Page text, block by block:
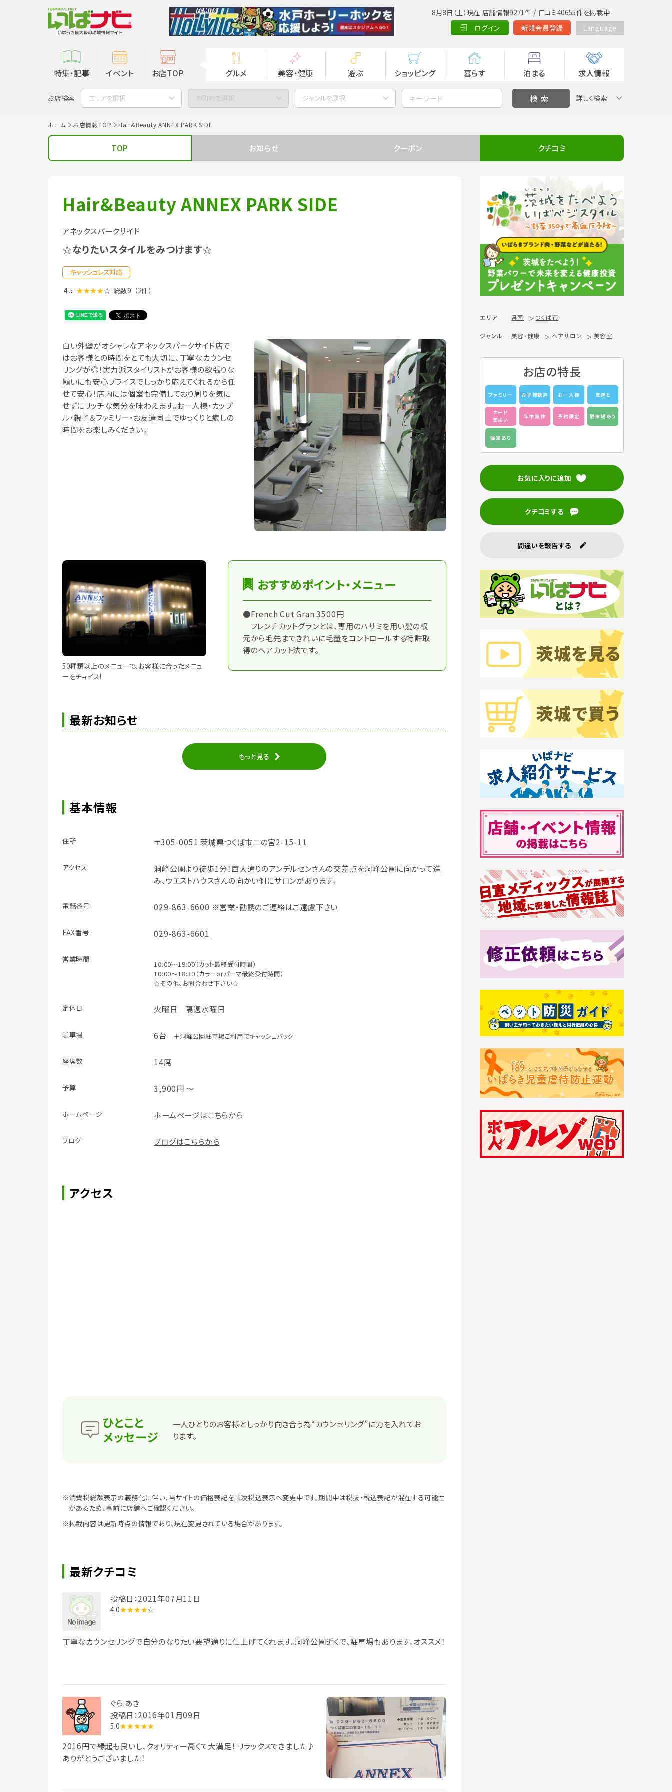
8月8日（土）現在 店舗情報9271件 / 口コミ40655件を掲載中
ログイン
新規会員登録 Language
特集・記事 イベント お店TOP グルメ 美容・健康 遊ぶ ショッピング 暮らす 泊まる 求人情報
お店検索 エリアを選択 市町村を選択 ジャンルを選択 詳しく検索
ホーム お店情報TOP Hair&Beauty ANNEX PARK SIDE
TOP お知らせ クーポン クチコミ
Hair&Beauty ANNEX PARK SIDE
アネックスパークサイド
☆なりたいスタイルをみつけます☆
キャッシュレス対応
4.5 ★★★★☆ 総数9 （2件）
白い外壁がオシャレなアネックスパークサイド店で
はお客様との時間をとても大切に、丁寧なカウンセ
リングが◎！実力派スタイリストがお客様の欲張りな
願いにも安心プライスでしっかり応えてくれるから任
せて安心！店内には個室も完備しており周りを気に
せずにリッチな気分を味わえます。お一人様・カップ
ル・親子＆ファミリー・お友達同士でゆっくりと癒しの
時間をお楽しみください。
50種類以上のメニューで、お客様に合ったメニュ
ーをチョイス!
おすすめポイント・メニュー
●French Cut Gran 3500円
フレンチカットグランとは、専用のハサミを用い髪の根
元から毛先まできれいに毛量をコントロールする特許取
得のヘアカット法です。
最新お知らせ
もっと見る
基本情報
住所 〒305-0051 茨城県つくば市二の宮2-15-11
アクセス
洞峰公園より徒歩1分！西大通りのアンデルセンさんの交差点を洞峰公園に向かって進
み、ウエストハウスさんの向かい側にサロンがあります。
電話番号 029-863-6600 ※営業・勧誘のご連絡はご遠慮下さい
FAX番号 029-863-6601
営業時間
10:00～19:00（カット最終受付時間）
10:00～18:30（カラーorパーマ最終受付時間）
☆その他、お問合わせ下さい☆
定休日 火曜日 隔週水曜日
駐車場 6台 ＋洞峰公園駐車場ご利用でキャッシュバック
座席数 14席
予算 3,900円 ～
ホームページ ホームページはこちらから
ブログ ブログはこちらから
アクセス
ひとこと
メッセージ
一人ひとりのお客様としっかり向き合う為“カウンセリング”に力を入れてお
ります。
※消費税総額表示の義務化に伴い、当サイトの価格表記を順次税込表示へ変更中です。期間中は税抜・税込表記が混在する可能性
があるため、事前に店舗へご確認ください。
※掲載内容は更新時点の情報であり、現在変更されている場合があります。
最新クチコミ
投稿日：2021年07月11日
4.0★★★★☆
丁寧なカウンセリングで自分のなりたい要望通りに仕上げてくれます。洞峰公園近くで、駐車場もあります。オススメ！
ぐら あき
投稿日：2016年01月09日
5.0★★★★★
2016円で縁起も良いし、クォリティー高くて大満足！ リラックスできました♪
ありがとうございました！
エリア 県南 つくば市
ジャンル 美容・健康 ヘアサロン 美容室
お店の特長
ファミリー お子様歓迎 お一人様 友達と
カード
支払い
年中無休 予約限定 駐車場あり
個室あり
お気に入りに追加
クチコミする
間違いを報告する